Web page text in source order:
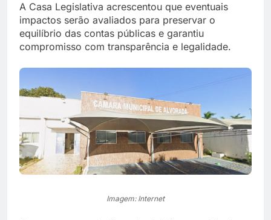
A Casa Legislativa acrescentou que eventuais
impactos serão avaliados para preservar o
equilíbrio das contas públicas e garantiu
compromisso com transparência e legalidade.
Imagem: Internet